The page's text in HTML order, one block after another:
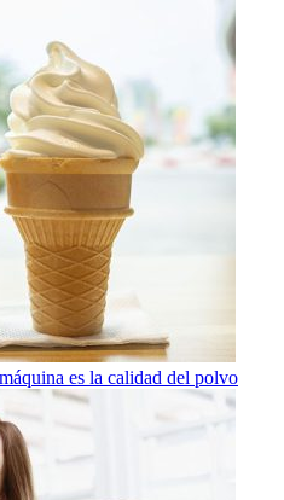
es la calidad del polvo